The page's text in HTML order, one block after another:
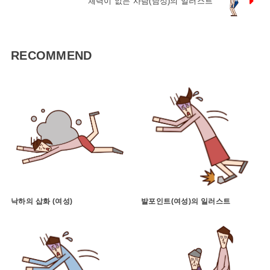
RECOMMEND
낙하의 삽화 (여성) 발포인트(여성)의 일러스트